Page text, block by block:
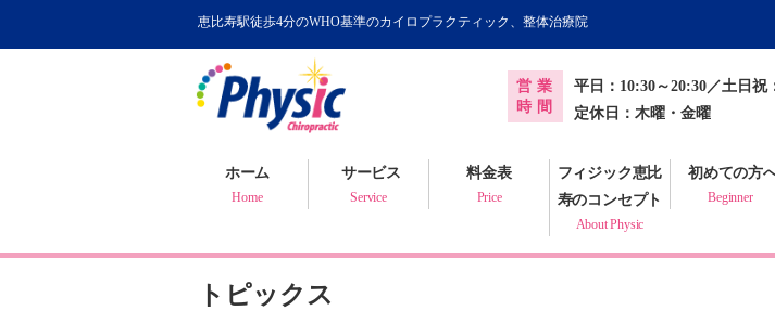
恵比寿駅徒歩4分のWHO基準のカイロプラクティック、整体治療院
営業
時間
平日：10:30～20:30／土日祝
定休日：木曜・金曜
ホーム
Home
サービス
Service
カイロプラクティック
WHOが認めるカイロプラクティック
健康判断・体質チェック
料金表
Price
フィジック恵比
寿のコンセプト
About Physic
初めての方
Beginner
オンライン健
トピックス